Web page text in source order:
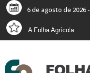
6 de agosto de 2026
A Folha Agrícola